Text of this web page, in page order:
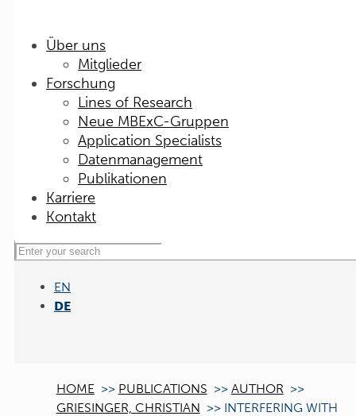
Über uns
Mitglieder
Forschung
Lines of Research
Neue MBExC-Gruppen
Application Specialists
Datenmanagement
Publikationen
Karriere
Kontakt
EN
DE
HOME >> PUBLICATIONS >> AUTHOR >>
GRIESINGER, CHRISTIAN >> INTERFERING WITH